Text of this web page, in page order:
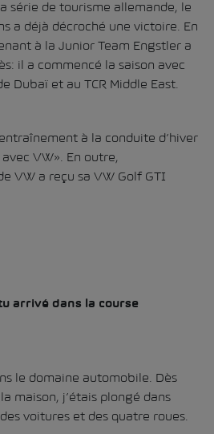
série de tourisme allemande, le
a déjà décroché une victoire. En
à la Junior Team Engstler a
il a commencé la saison avec
Dubaï et au TCR Middle East.
à la conduite d’hiver
VW» . En outre,
VW a reçu sa VW Golf GTI
arrivé dans la course
le domaine automobile. Dès
maison, j’étais plongé dans
voitures et des quatre roues.